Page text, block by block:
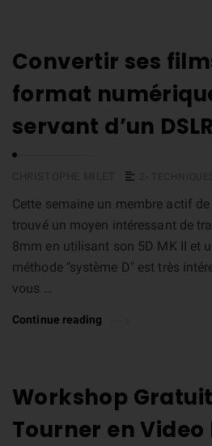
Convertir ses
format
servant d’un DSLR
Cette semaine un membre actif
trouvé un moyen intéressant de
8mm en utilisant son 5D MK II et
méthode "système D" est très
vous …
Continue reading
Workshop Gratuit
Tourner en Video